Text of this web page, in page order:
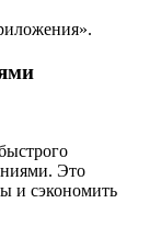
Это
и сэкономить